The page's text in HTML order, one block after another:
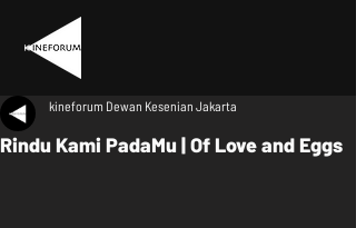
Rindu Kami PadaMu | Of Love and Eggs
kineforum Dewan Kesenian Jakarta